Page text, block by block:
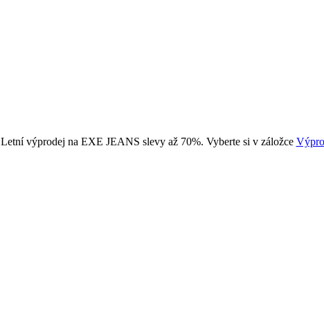
Letní výprodej na EXE JEANS slevy až 70%. Vyberte si v záložce